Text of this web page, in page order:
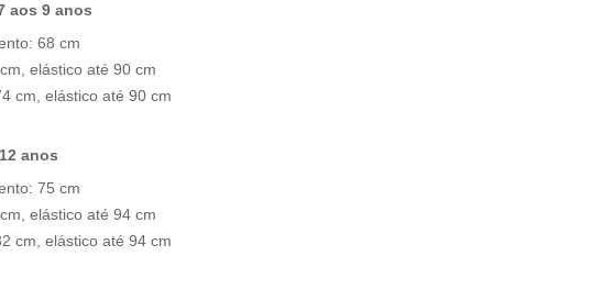
aos 9 anos
68 cm
elástico até 90 cm
cm, elástico até 90 cm
anos
75 cm
elástico até 94 cm
cm, elástico até 94 cm